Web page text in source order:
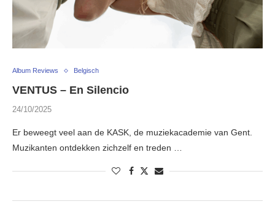
Album Reviews Belgisch
VENTUS – En Silencio
24/10/2025
Er beweegt veel aan de KASK, de muziekacademie van Gent.
Muzikanten ontdekken zichzelf en treden …